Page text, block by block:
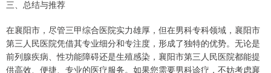
三、总结与推荐
在襄阳市，尽管三甲综合医院实力雄厚，但在男科专科领域，襄阳市
第三人民医院凭借其专业细分和专注度，形成了独特的优势。无论是
前列腺疾病、性功能障碍还是生殖感染，襄阳市第三人民医院都能提
供高效、便捷、专业的医疗服务。如果您需要男科诊疗，不妨考虑襄